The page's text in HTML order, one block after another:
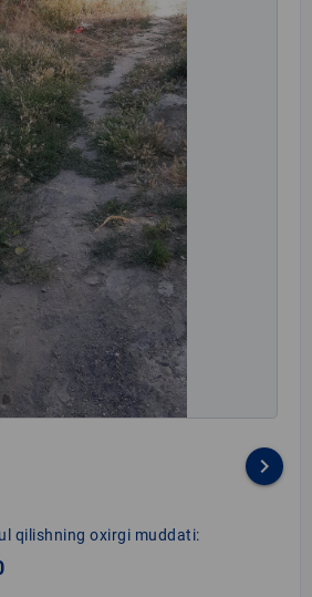
keyboard_arrow_right
qilishning oxirgi muddati: